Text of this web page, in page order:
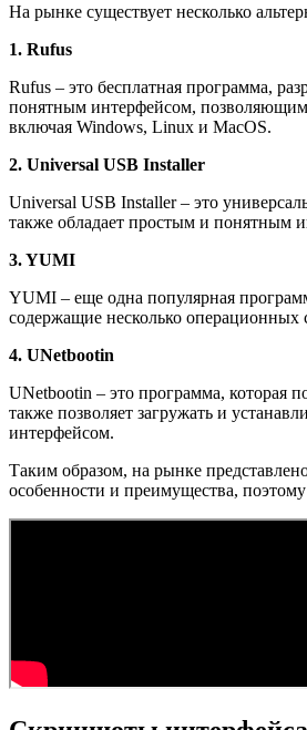
На рынке существует несколько
1. Rufus
Rufus – это бесплатная программа,
понятным интерфейсом, позволяющим
включая Windows, Linux и MacOS.
2. Universal USB Installer
Universal USB Installer – это
также обладает простым и понятным
3. YUMI
YUMI – еще одна популярная
содержащие несколько
4. UNetbootin
UNetbootin – это программа, которая
также позволяет загружать и
интерфейсом.
Таким образом, на рынке
особенности и преимущества,